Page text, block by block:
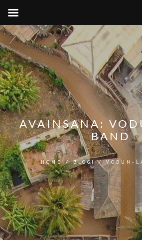
AVAINSANA:
BAND
HOME/BLOGI/VODUN-